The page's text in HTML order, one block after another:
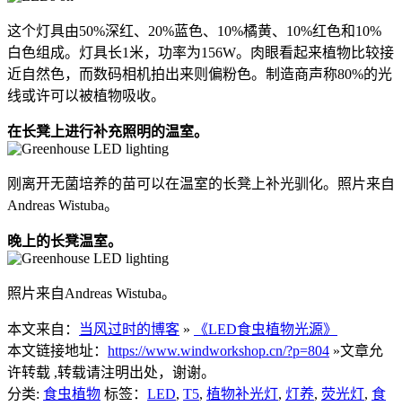
这个灯具由50%深红、20%蓝色、10%橘黄、10%红色和10%
白色组成。灯具长1米，功率为156W。肉眼看起来植物比较接
近自然色，而数码相机拍出来则偏粉色。制造商声称80%的光
线或许可以被植物吸收。
在长凳上进行补充照明的温室。
刚离开无菌培养的苗可以在温室的长凳上补光驯化。照片来自
Andreas Wistuba。
晚上的长凳温室。
照片来自Andreas Wistuba。
本文来自： 当风过时的博客 »
《LED食虫植物光源》
本文链接地址： https://www.windworkshop.cn/?p=804 »文章允
许转载 ,转载请注明出处，谢谢。
分类: 食虫植物 标签： LED, T5, 植物补光灯, 灯养, 荧光灯, 食